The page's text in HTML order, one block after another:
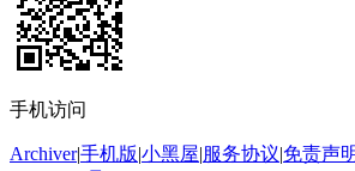
手机访问
Archiver|手机版|小黑屋|服务协议|免责声